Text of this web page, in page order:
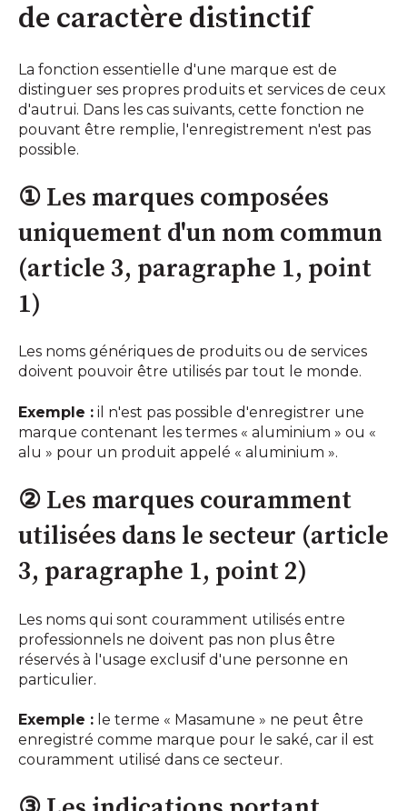
de caractère distinctif
La fonction essentielle d'une marque est de
distinguer ses propres produits et services de ceux
d'autrui. Dans les cas suivants, cette fonction ne
pouvant être remplie, l'enregistrement n'est pas
possible.
① Les marques composées
uniquement d'un nom commun
(article 3, paragraphe 1, point
1)
Les noms génériques de produits ou de services
doivent pouvoir être utilisés par tout le monde.
Exemple : il n'est pas possible d'enregistrer une
marque contenant les termes « aluminium » ou «
alu » pour un produit appelé « aluminium ».
② Les marques couramment
utilisées dans le secteur (article
3, paragraphe 1, point 2)
Les noms qui sont couramment utilisés entre
professionnels ne doivent pas non plus être
réservés à l'usage exclusif d'une personne en
particulier.
Exemple : le terme « Masamune » ne peut être
enregistré comme marque pour le saké, car il est
couramment utilisé dans ce secteur.